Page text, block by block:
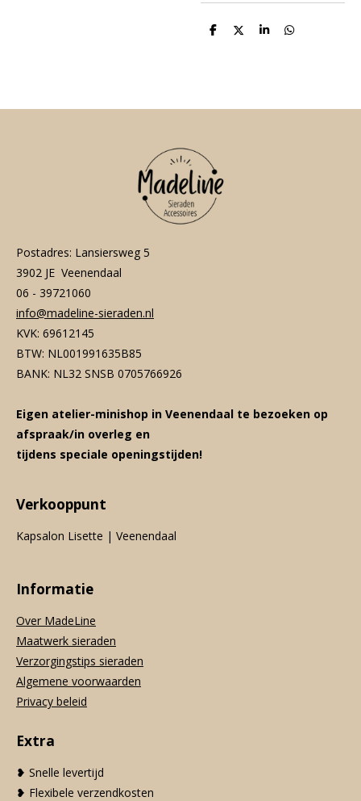
D
D
S
D
Postadres: Lansiersweg 5
3902 JE Veenendaal
06 - 39721060
info@madeline-sieraden.nl
KVK: 69612145
BTW: NL001991635B85
BANK: NL32 SNSB 0705766926
Eigen atelier-minishop in Veenendaal te bezoeken op
afspraak/in overleg en
tijdens speciale openingstijden!
Verkooppunt
Kapsalon Lisette | Veenendaal
Informatie
Over MadeLine
Maatwerk sieraden
Verzorgingstips sieraden
Algemene voorwaarden
Privacy beleid
Extra
❥ Snelle levertijd
❥ Flexibele verzendkosten